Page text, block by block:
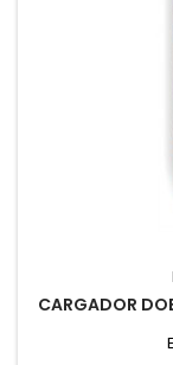
CARGADOR